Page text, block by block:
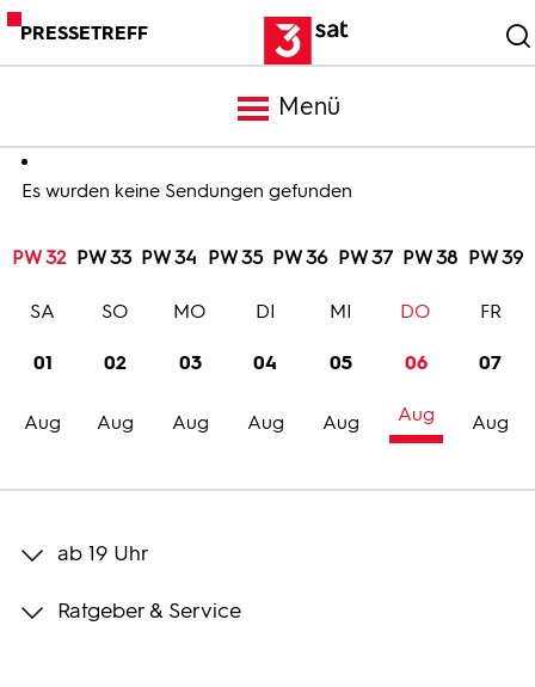
PRESSETREFF
Menü
Meldungen
Programm
Trailer
Bilder
Es wurden keine Sendungen gefunden
PW 32 PW 33 PW 34 PW 35 PW 36 PW 37 PW 38 PW 39
01
Aug
SA
02
Aug
SO
03
Aug
MO
04
Aug
DI
05
Aug
MI
06
Aug
DO
07
Aug
FR
ab 19 Uhr
Ratgeber & Service